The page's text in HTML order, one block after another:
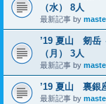
（水） 8人
最新記事 by
’19 夏山 剱岳
（月） 3人
最新記事 by
’19 夏山 裏銀
最新記事 by